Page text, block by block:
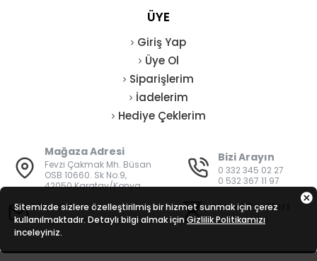
ÜYE
Giriş Yap
Üye Ol
Siparişlerim
İadelerim
Hediye Çeklerim
Mağaza Adresi
Fevzi Çakmak Mh. Büsan
OSB 10660. Sk No:9,
42050 Karatay/Konya
Bizi Arayın
0 332 345 02 27
0 532 367 11 97
E-Posta
bilgi@vatanisguvenligi.com
Mesai Saatleri
08:00 - 19:00
Sitemizde sizlere özelleştirilmiş bir hizmet sunmak için çerez
kullanılmaktadır. Detaylı bilgi almak için Gizlilik Politikamızı
inceleyiniz.